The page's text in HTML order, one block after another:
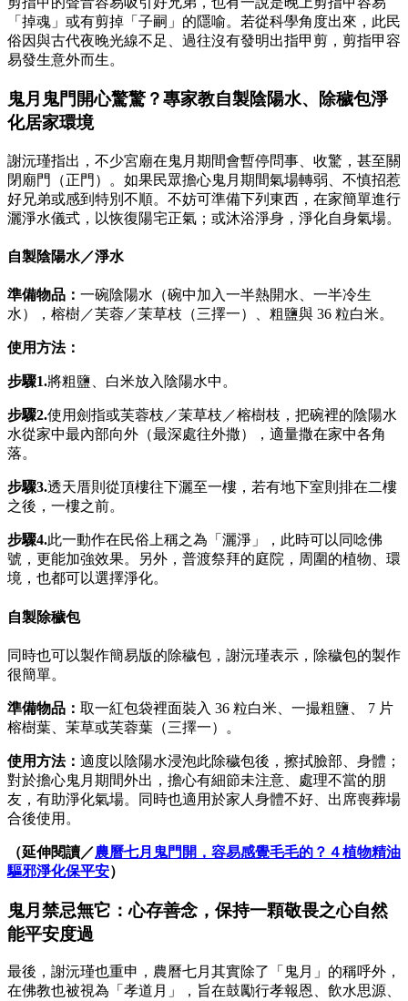
「掉魂」或有剪掉「子嗣」的隱喻。若從科學角度出來，此民
俗因與古代夜晚光線不足、過往沒有發明出指甲剪，剪指甲容
易發生意外而生。
鬼月鬼門開心驚驚？專家教自製陰陽水、除穢包淨
化居家環境
謝沅瑾指出，不少宮廟在鬼月期間會暫停問事、收驚，甚至關
閉廟門（正門）。如果民眾擔心鬼月期間氣場轉弱、不慎招惹
好兄弟或感到特別不順。不妨可準備下列東西，在家簡單進行
灑淨水儀式，以恢復陽宅正氣；或沐浴淨身，淨化自身氣場。
自製陰陽水／淨水
準備物品： 一碗陰陽水（碗中加入一半熱開水、一半冷生
水），榕樹／芙蓉／茉草枝（三擇一）、粗鹽與 36 粒白米。
使用方法：
步驟1.將粗鹽、白米放入陰陽水中。
步驟2.使用劍指或芙蓉枝／茉草枝／榕樹枝，把碗裡的陰陽水
水從家中最內部向外（最深處往外撒），適量撒在家中各角
落。
步驟3.透天厝則從頂樓往下灑至一樓，若有地下室則排在二樓
之後，一樓之前。
步驟4.此一動作在民俗上稱之為「灑淨」，此時可以同唸佛
號，更能加強效果。另外，普渡祭拜的庭院，周圍的植物、環
境，也都可以選擇淨化。
自製除穢包
同時也可以製作簡易版的除穢包，謝沅瑾表示，除穢包的製作
很簡單。
準備物品： 取一紅包袋裡面裝入 36 粒白米、一撮粗鹽、 7 片
榕樹葉、茉草或芙蓉葉（三擇一）。
使用方法： 適度以陰陽水浸泡此除穢包後，擦拭臉部、身體；
對於擔心鬼月期間外出，擔心有細節未注意、處理不當的朋
友，有助淨化氣場。同時也適用於家人身體不好、出席喪葬場
合後使用。
（延伸閱讀／農曆七月鬼門開，容易感覺毛毛的？４植物精油
驅邪淨化保平安）
鬼月禁忌無它：心存善念，保持一顆敬畏之心自然
能平安度過
最後，謝沅瑾也重申，農曆七月其實除了「鬼月」的稱呼外，
在佛教也被視為「孝道月」，旨在鼓勵行孝報恩、飲水思源、